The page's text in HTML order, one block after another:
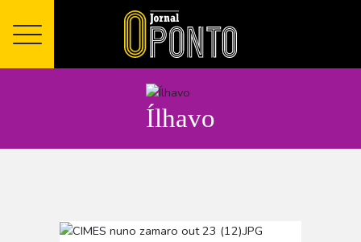
Ílhavo